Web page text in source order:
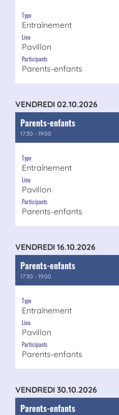
Type
Entraînement
Lieu
Pavillon
Participants
Parents-enfants
VENDREDI 02.10.2026
Parents-enfants
17:30 - 19:00
Type
Entraînement
Lieu
Pavillon
Participants
Parents-enfants
VENDREDI 16.10.2026
Parents-enfants
17:30 - 19:00
Type
Entraînement
Lieu
Pavillon
Participants
Parents-enfants
VENDREDI 30.10.2026
Parents-enfants